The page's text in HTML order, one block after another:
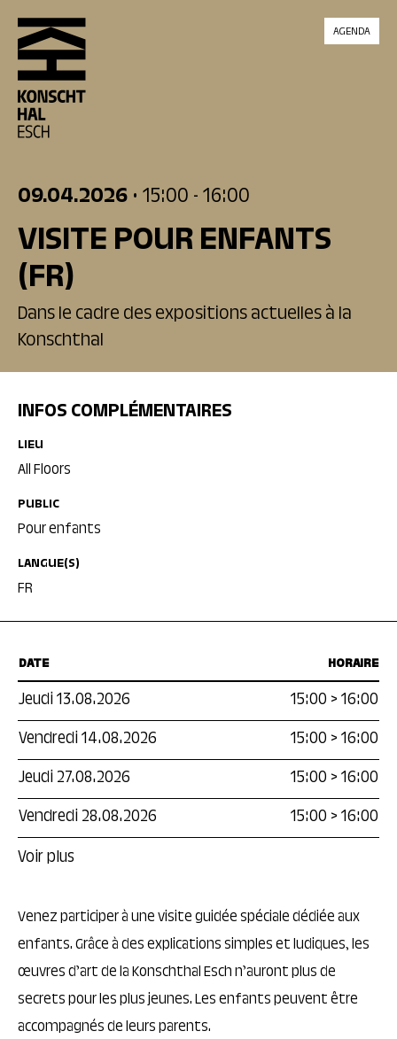
skip_to_content
AGENDA
09.04.2026 • 15:00 - 16:00
VISITE POUR ENFANTS
(FR)
Dans le cadre des expositions actuelles à la
Konschthal
DATE HORAIRE
Jeudi 13.08.2026 15:00 >16:00
Vendredi 14.08.2026
15:00 >16:00
Jeudi 27.08.2026
15:00 >16:00
Vendredi 28.08.2026
15:00 >16:00
Voir plus
Venez participer à une visite guidée spéciale dédiée aux
enfants. Grâce à des explications simples et ludiques, les
œuvres d’art de la Konschthal Esch n’auront plus de
secrets pour les plus jeunes. Les enfants peuvent être
accompagnés de leurs parents.
INFOS COMPLÉMENTAIRES
LIEU
All Floors
PUBLIC
Pour enfants
LANGUE(S)
FR